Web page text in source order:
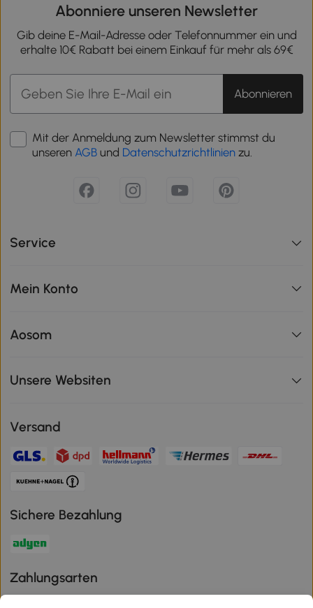
Abonniere unseren Newsletter
Gib deine E-Mail-Adresse oder Telefonnummer ein und
erhalte 10€ Rabatt bei einem Einkauf für mehr als 69€
Abonnieren
Mit der Anmeldung zum Newsletter stimmst du
unseren AGB und Datenschutzrichtlinien zu.
Service
Mein Konto
Aosom
Unsere Websiten
Versand
Sichere Bezahlung
Zahlungsarten